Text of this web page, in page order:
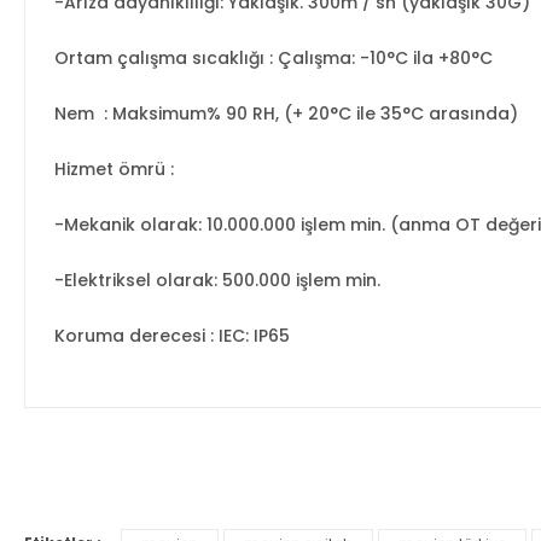
Ortam çalışma sıcaklığı : Çalışma: -10°C ila +80°C
Nem : Maksimum% 90 RH, (+ 20°C ile 35°C arasında)
Hizmet ömrü :
-Mekanik olarak: 10.000.000 işlem min. (anma OT
-Elektriksel olarak: 500.000 işlem min.
Koruma derecesi : IEC: IP65